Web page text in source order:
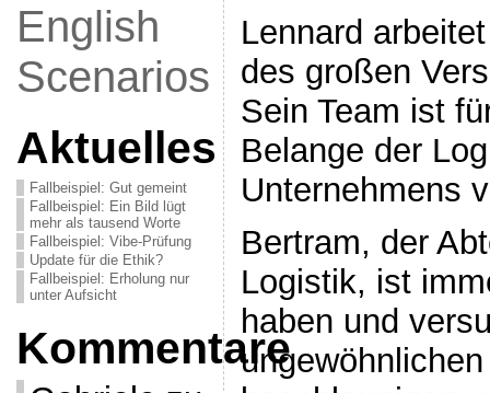
English
Scenarios
Aktuelles
Fallbeispiel: Gut gemeint
Fallbeispiel: Ein Bild lügt
mehr als tausend Worte
Fallbeispiel: Vibe-Prüfung
Update für die Ethik?
Fallbeispiel: Erholung nur
unter Aufsicht
Kommentare
Lennard
des großen
Sein Team ist
Belange der
Unternehmens
Bertram, der
Logistik, ist
haben und